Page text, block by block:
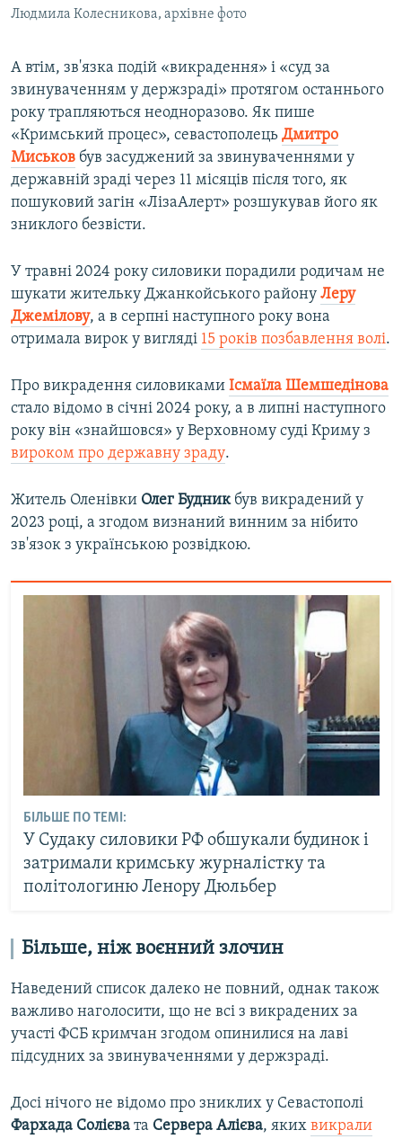
Людмила Колесникова, архівне фото
А втім, зв'язка подій «викрадення» і «суд за
звинуваченням у держзраді» протягом останнього
року трапляються неодноразово. Як пише
«Кримський процес», севастополець Дмитро
Миськов був засуджений за звинуваченнями у
державній зраді через 11 місяців після того, як
пошуковий загін «ЛізаАлерт» розшукував його як
зниклого безвісти.
У травні 2024 року силовики порадили родичам не
шукати жительку Джанкойського району Леру
Джемілову, а в серпні наступного року вона
отримала вирок у вигляді 15 років позбавлення волі.
Про викрадення силовиками Ісмаїла Шемшедінова
стало відомо в січні 2024 року, а в липні наступного
року він «знайшовся» у Верховному суді Криму з
вироком про державну зраду.
Житель Оленівки Олег Будникбув викрадений у
2023 році, а згодом визнаний винним за нібито
зв'язок з українською розвідкою.
БІЛЬШЕ ПО ТЕМІ:
У Судаку силовики РФ обшукали будинок і
затримали кримську журналістку та
політологиню Ленору Дюльбер
Більше, ніж воєнний злочин
Наведений список далеко не повний, однак також
важливо наголосити, що не всі з викрадених за
участі ФСБ кримчан згодом опинилися на лаві
підсудних за звинуваченнями у держзраді.
Досі нічого не відомо про зниклих у Севастополі
Фархада Солієва та Сервера Алієва, яких викрали